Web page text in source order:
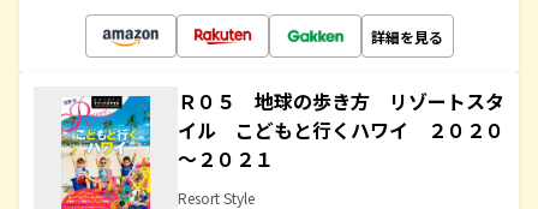
詳細を見る
Ｒ０５ 地球の歩き方 リゾートスタ
イル こどもと行くハワイ ２０２０
～２０２１
Resort Style